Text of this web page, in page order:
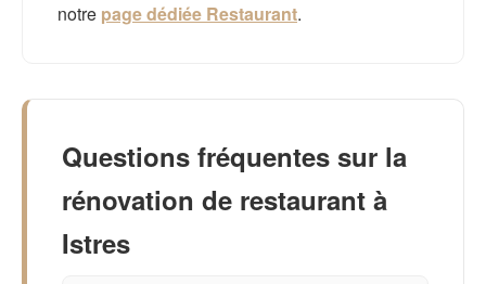
notre page dédiée Restaurant.
Questions fréquentes sur la
rénovation de restaurant à
Istres